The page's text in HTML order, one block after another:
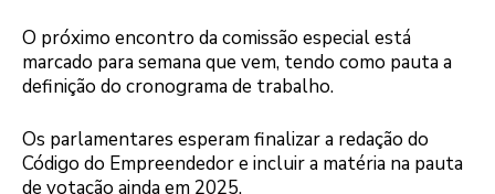
O próximo encontro da comissão especial está
marcado para semana que vem, tendo como pauta a
definição do cronograma de trabalho.
Os parlamentares esperam finalizar a redação do
Código do Empreendedor e incluir a matéria na pauta
de votação ainda em 2025.